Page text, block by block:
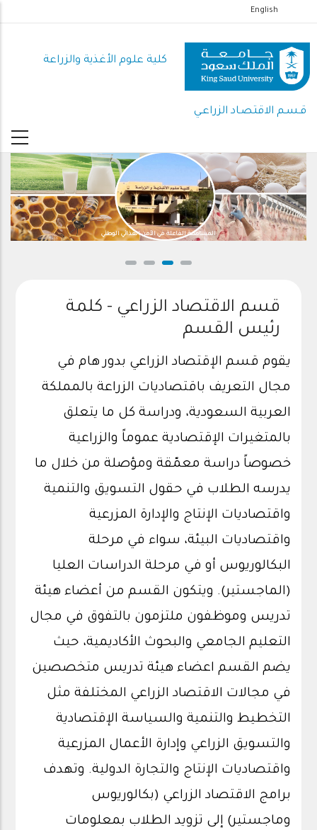
إلى
المحتوى
الرئيسي
English
كلية علوم الأغذية والزراعة
قـسـم الاقتصـاد الزراعـي
المساهمة الفاعلة في الأمن الغذائي الوطني
قسم الاقتصاد الزراعي - كلمة
رئيس القسم
يقوم قسم الإقتصاد الزراعي بدور هام في
مجال التعريف باقتصاديات الزراعة بالمملكة
العربية السعودية، ودراسة كل ما يتعلق
بالمتغيرات الإقتصادية عموماً والزراعية
خصوصاً دراسة معمّقة ومؤصلة من خلال ما
يدرسه الطلاب في حقول التسويق والتنمية
واقتصاديات الإنتاج والإدارة المزرعية
واقتصاديات البيئة، سواء في مرحلة
البكالوريوس أو في مرحلة الدراسات العليا
(الماجستير). ويتكون القسم من أعضاء هيئة
تدريس وموظفون ملتزمون بالتفوق في مجال
التعليم الجامعي والبحوث الأكاديمية، حيث
يضم القسم اعضاء هيئة تدريس متخصصين
في مجالات الاقتصاد الزراعي المختلفة مثل
التخطيط والتنمية والسياسة الإقتصادية
والتسويق الزراعي وإدارة الأعمال المزرعية
واقتصاديات الإنتاج والتجارة الدولية. وتهدف
برامج الاقتصاد الزراعي (بكالوريوس
وماجستير) إلى تزويد الطلاب بمعلومات